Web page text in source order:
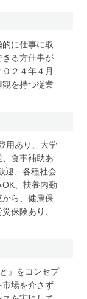
に仕事に取
きる方仕事が
２４年４月
を持つ従業
用あり、大学
食事補助あ
迎、各種社会
、扶養内勤
ら、健康保
保険あり、
』をコンセプ
市場を介さず